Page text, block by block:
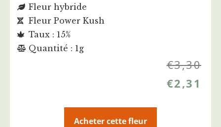
Fleur hybride
Fleur Power Kush
Taux : 15%
Quantité : 1g
€3,30
€2,31
Acheter cette fleur